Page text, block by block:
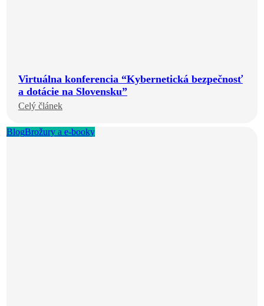
Virtuálna konferencia “Kybernetická bezpečnosť
a dotácie na Slovensku”
Celý článek
BlogBrožury a e-booky